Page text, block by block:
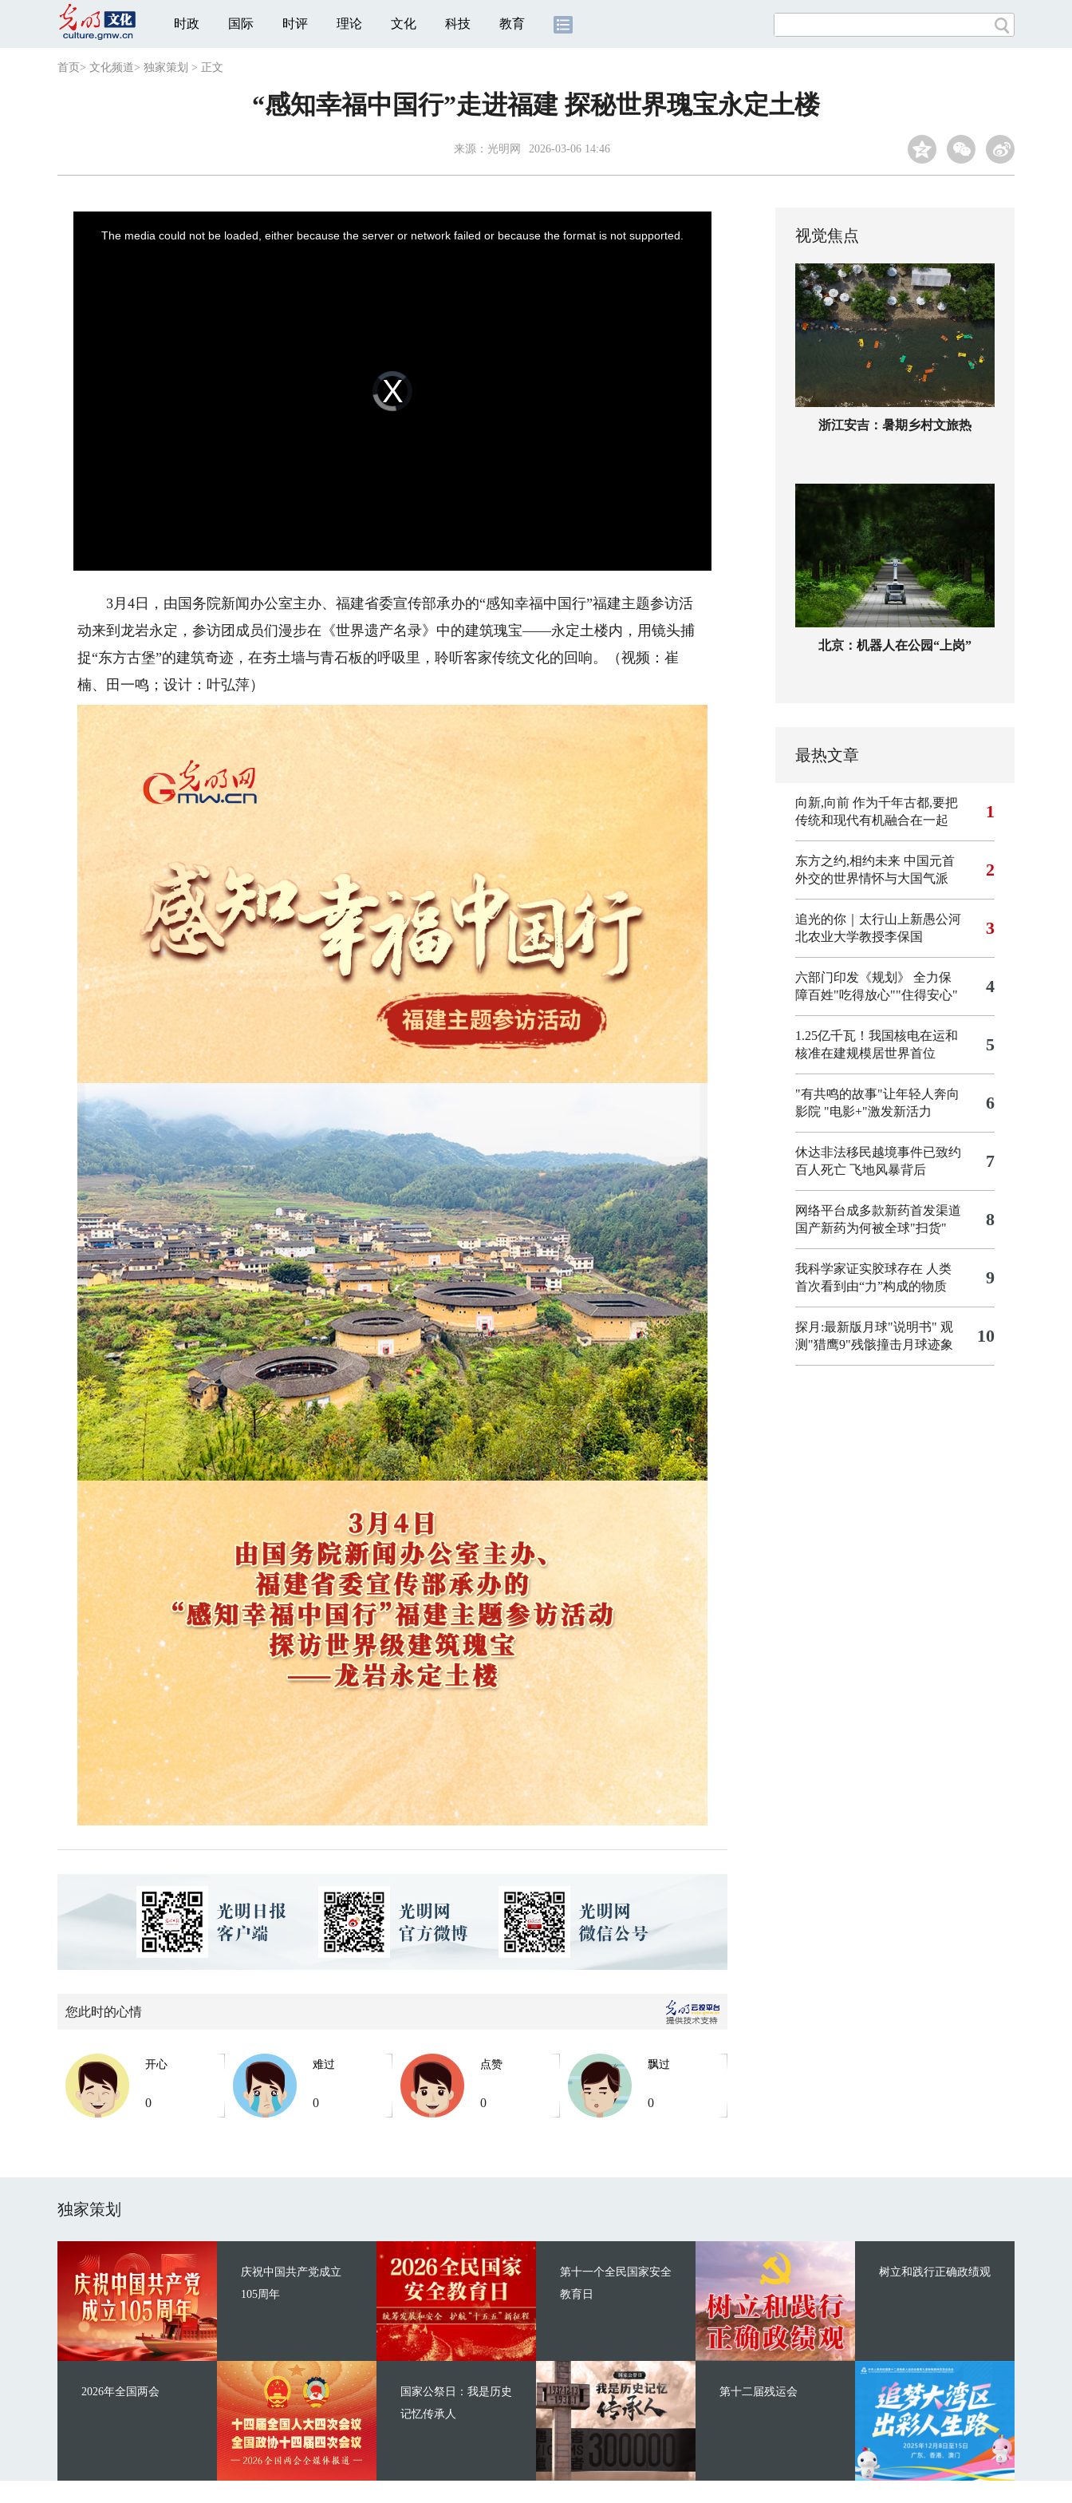
时政 国际 时评 理论 文化 科技 教育
首页 > 文化频道> 独家策划 > 正文
“感知幸福中国行”走进福建 探秘世界瑰宝永定土楼
来源： 光明网 2026-03-06 14:46
Video
Player
is
loading.
The media could not be loaded, either because the server or network failed or because the format is not supported.
3月4日，由国务院新闻办公室主办、福建省委宣传部承办的“感知幸福中国行”福建主题参访活
动来到龙岩永定，参访团成员们漫步在《世界遗产名录》中的建筑瑰宝——永定土楼内，用镜头捕
捉“东方古堡”的建筑奇迹，在夯土墙与青石板的呼吸里，聆听客家传统文化的回响。（视频：崔
楠、田一鸣；设计：叶弘萍）
您此时的心情
开心
0
难过
0
点赞
0
飘过
0
视觉焦点
浙江安吉：暑期乡村文旅热
北京：机器人在公园“上岗”
最热文章
向新,向前 作为千年古都,要把
传统和现代有机融合在一起
1
东方之约,相约未来 中国元首
外交的世界情怀与大国气派
2
追光的你｜太行山上新愚公河
北农业大学教授李保国
3
六部门印发《规划》 全力保
障百姓"吃得放心""住得安心"
4
1.25亿千瓦！我国核电在运和
核准在建规模居世界首位
5
"有共鸣的故事"让年轻人奔向
影院 "电影+"激发新活力 6
休达非法移民越境事件已致约
百人死亡 飞地风暴背后 7
网络平台成多款新药首发渠道
国产新药为何被全球"扫货"
8
我科学家证实胶球存在 人类
首次看到由“力”构成的物质
9
探月:最新版月球"说明书" 观
测"猎鹰9"残骸撞击月球迹象
10
独家策划
庆祝中国共产党成立
105周年
2026年全国两会
第十一个全民国家安全
教育日
国家公祭日：我是历史
记忆传承人
树立和践行正确政绩观
第十二届残运会